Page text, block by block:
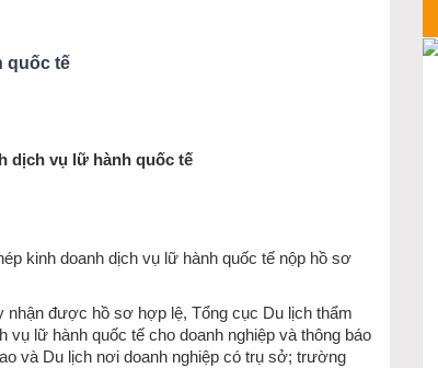
quốc tế
dịch vụ lữ hành quốc tế
kinh doanh dịch vụ lữ hành quốc tế nộp hồ sơ
nhận được hồ sơ hợp lệ, Tổng cục Du lịch thẩm
vụ lữ hành quốc tế cho doanh nghiệp và thông báo
và Du lịch nơi doanh nghiệp có trụ sở; trường